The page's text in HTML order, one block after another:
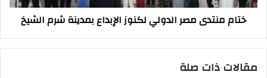
الشيخ
ختام منتدى مصر الدولي لكنوز الإبداع بمدينة شرم الشيخ
مقالات ذات صلة